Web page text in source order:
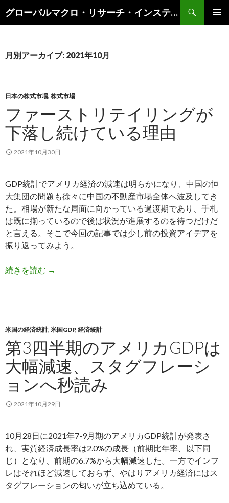
グローバルマクロ・リサーチ・インスティテュート
索
ン
キ
プ
月別アーカイブ: 2021年10月
日本の株式市場, 株式市場
ファーストリテイリングが
下落し続けている理由
2021年10月30日
GDP統計でアメリカ経済の減速は明らかになり、中国の恒
大集団の問題も徐々に中国の不動産市場全体へ波及してき
た。相場が新たな局面に向かっている過渡期であり、手札
は既に揃っているので後は状況が進展するのを待つだけだ
と言える。そこで今回の記事では少し前の投資アイデアを
振り返ってみよう。
続きを読む ファーストリテイリングが下落し続けている理由
→
米国の経済統計, 米国GDP, 経済統計
第3四半期のアメリカGDPは
大幅減速、スタグフレーシ
ョンへ秒読み
2021年10月29日
10月28日に2021年7-9月期のアメリカGDP統計が発表さ
れ、実質経済成長率は2.0%の成長（前期比年率、以下同
じ）となり、前期の6.7%から大幅減速した。一方でインフ
レはそれほど減速しておらず、やはりアメリカ経済にはス
タグフレーションの匂いが立ち込めている。